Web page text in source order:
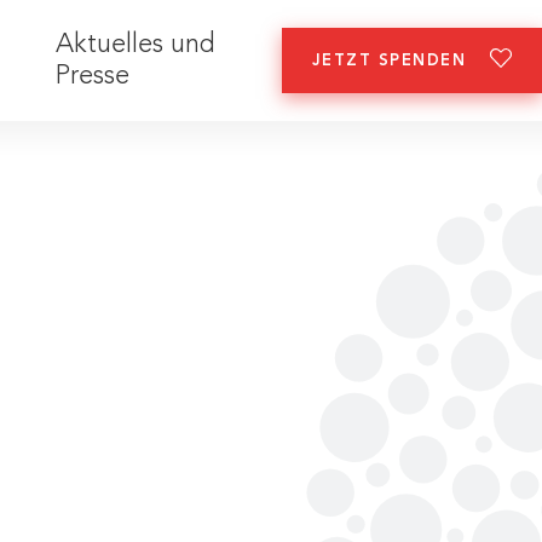
Aktuelles und
Presse
JETZT SPENDEN